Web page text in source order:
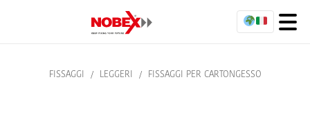
FISSAGGI / LEGGERI / FISSAGGI PER CARTONGESSO